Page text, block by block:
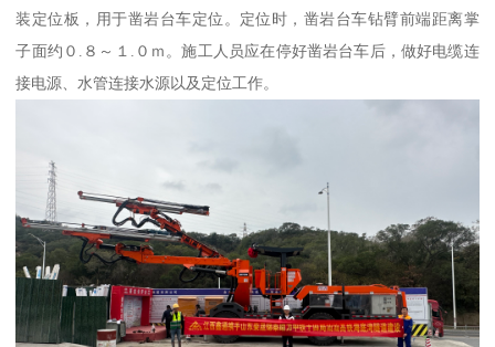
装定位板，用于凿岩台车定位。定位时，凿岩台车钻臂前端距离掌
子面约０.８～１.０ｍ。施工人员应在停好凿岩台车后，做好电缆连
接电源、水管连接水源以及定位工作。